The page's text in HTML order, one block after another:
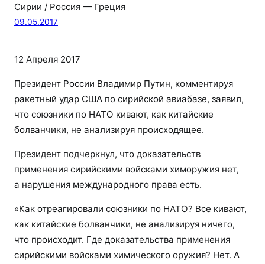
Сирии / Россия — Греция
09.05.2017
12 Апреля 2017
Президент России Владимир Путин, комментируя
ракетный удар США по сирийской авиабазе, заявил,
что союзники по НАТО кивают, как китайские
болванчики, не анализируя происходящее.
Президент подчеркнул, что доказательств
применения сирийскими войсками химоружия нет,
а нарушения международного права есть.
«Как отреагировали союзники по НАТО? Все кивают,
как китайские болванчики, не анализируя ничего,
что происходит. Где доказательства применения
сирийскими войсками химического оружия? Нет. А